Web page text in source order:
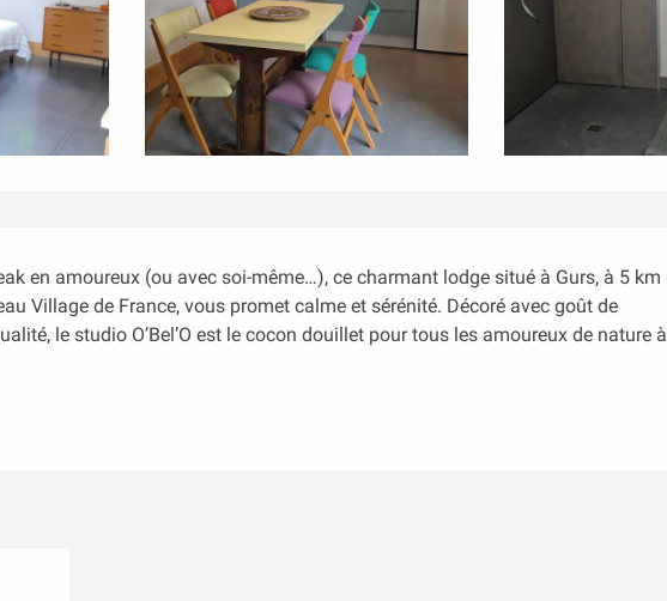
en amoureux (ou avec soi-même…), ce charmant lodge situé à Gurs, à 5 km
Village de France, vous promet calme et sérénité. Décoré avec goût de
le studio O’Bel’O est le cocon douillet pour tous les amoureux de nature à